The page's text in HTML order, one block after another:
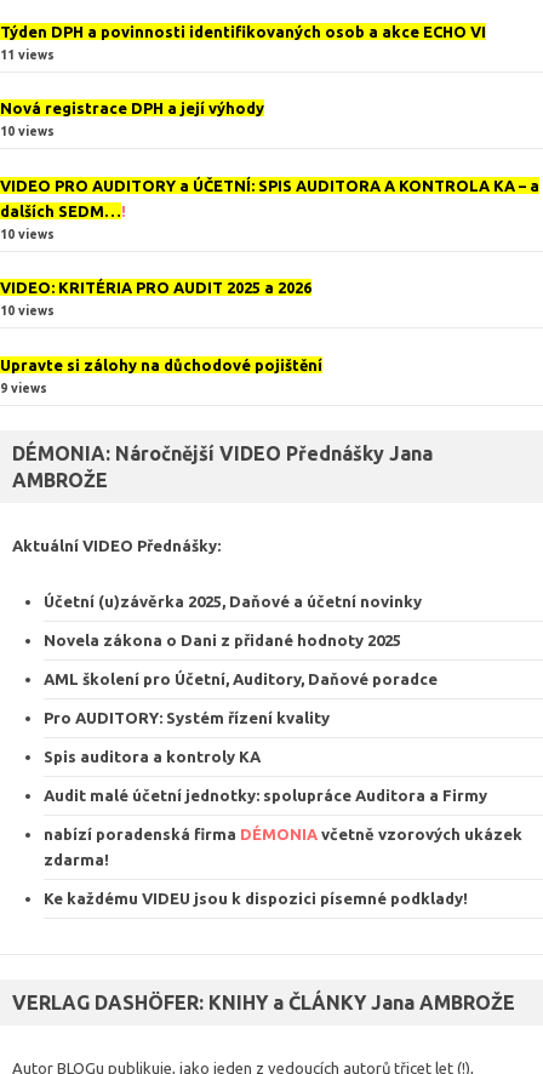
Týden DPH a povinnosti identifikovaných osob a akce ECHO VI
11 views
Nová registrace DPH a její výhody
10 views
VIDEO PRO AUDITORY a ÚČETNÍ: SPIS AUDITORA A KONTROLA KA – a
dalších SEDM… !
10 views
VIDEO: KRITÉRIA PRO AUDIT 2025 a 2026
10 views
Upravte si zálohy na důchodové pojištění
9 views
DÉMONIA: Náročnější VIDEO Přednášky Jana
AMBROŽE
Aktuální VIDEO Přednášky:
Účetní (u)závěrka 2025, Daňové a účetní novinky
Novela zákona o Dani z přidané hodnoty 2025
AML školení pro Účetní, Auditory, Daňové poradce
Pro AUDITORY: Systém řízení kvality
Spis auditora a kontroly KA
Audit malé účetní jednotky: spolupráce Auditora a Firmy
nabízí poradenská firma DÉMONIA včetně vzorových ukázek
zdarma!
Ke každému VIDEU jsou k dispozici písemné podklady!
VERLAG DASHÖFER: KNIHY a ČLÁNKY Jana AMBROŽE
Autor BLOGu publikuje, jako jeden z vedoucích autorů třicet let (!),